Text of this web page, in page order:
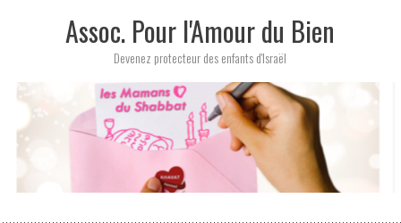
Assoc. Pour l'Amour du Bien
Devenez protecteur des enfants d'Israël